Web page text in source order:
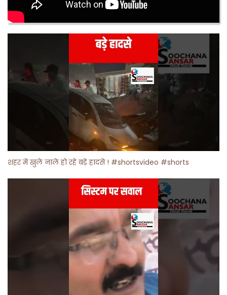
शहर में खुले नाले हो रहे बड़े हादसे ! #shortsvideo #shorts